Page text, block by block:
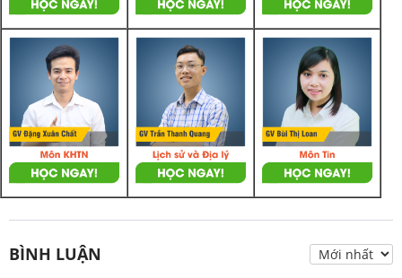
BÌNH LUẬN